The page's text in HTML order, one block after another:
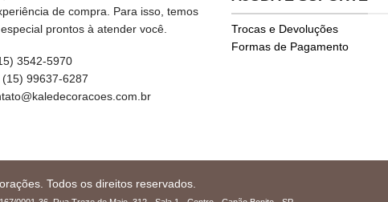
de compra. Para isso, temos
prontos à atender você.
3542-5970
(15) 99637-6287
Trocas e Devoluções
Formas de Pagamento
Todos os direitos reservados.